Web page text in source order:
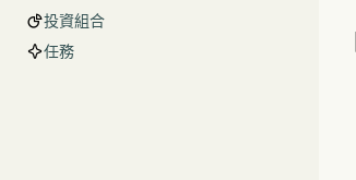
投資組合
任務